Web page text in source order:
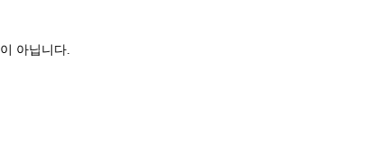
아닙니다.